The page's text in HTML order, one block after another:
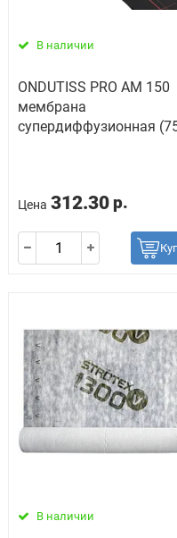
В наличии
ONDUTISS PRO AM 150
мембрана
супердиффузионная
Цена 312.30 р.
В наличии